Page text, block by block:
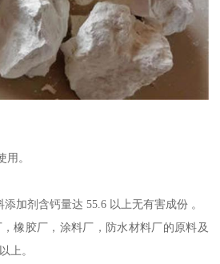
。
加剂含钙量达 55.6 以上无有害成份 。
橡胶厂，涂料厂，防水材料厂的原料及
上。